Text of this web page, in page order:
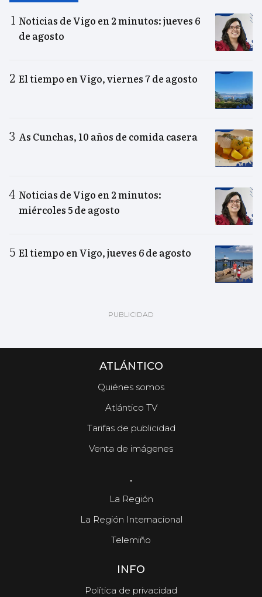
Noticias de Vigo en 2 minutos: jueves 6
de agosto
El tiempo en Vigo, viernes 7 de agosto
As Cunchas, 10 años de comida casera
Noticias de Vigo en 2 minutos:
miércoles 5 de agosto
El tiempo en Vigo, jueves 6 de agosto
ATLÁNTICO
Quiénes somos
Atlántico TV
Tarifas de publicidad
Venta de imágenes
.
La Región
La Región Internacional
Telemiño
INFO
Política de privacidad